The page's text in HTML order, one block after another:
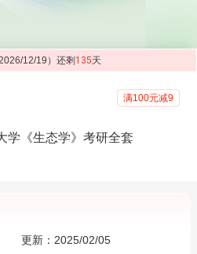
12/19）还剩 135天
满100元减9
学《生态学》考研全套
更新：2025/02/05